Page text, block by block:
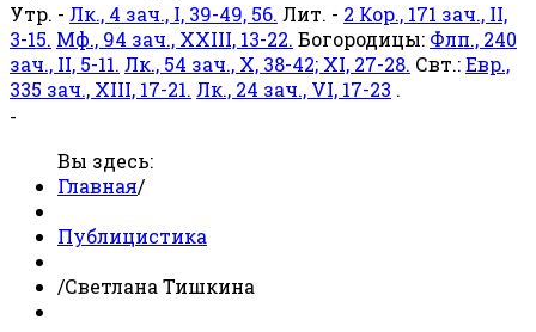
Утр. - Лк., 4 зач., I, 39-49, 56. Лит. - 2 Кор., 171 зач., II,
3-15. Мф., 94 зач., XXIII, 13-22. Богородицы: Флп., 240
зач., II, 5-11. Лк., 54 зач., X, 38-42; XI, 27-28. Свт.:Евр.,
335 зач., XIII, 17-21. Лк., 24 зач., VI, 17-23 .
-
Вы здесь:
Главная/
Публицистика
/Светлана Тишкина